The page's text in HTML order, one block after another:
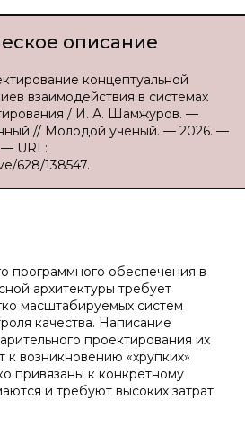
описание
концептуальной
взаимодействия в системах
/ И. А. Шамжуров. —
// Молодой ученый. — 2026. —
URL:
628/138547.
программного обеспечения в
архитектуры требует
масштабируемых систем
качества. Написание
проектирования их
к возникновению «хрупких»
привязаны к конкретному
и требуют высоких затрат